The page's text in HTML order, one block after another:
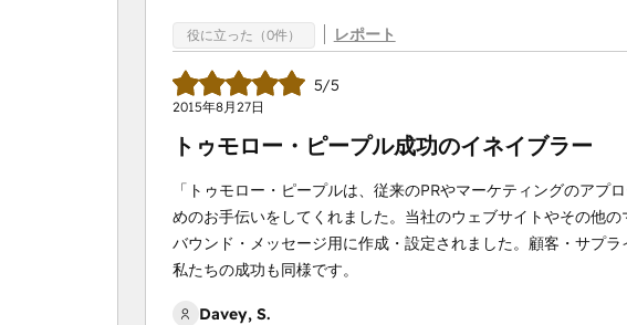
役に立った（0件） レポート
5/5
2015年8月27日
トゥモロー・ピープル成功のイネイブラー
「トゥモロー・ピープルは、従来のPRやマーケティングのア
めのお手伝いをしてくれました。当社のウェブサイトやその他
バウンド・メッセージ用に作成・設定されました。顧客・サプ
私たちの成功も同様です。
Davey, S.